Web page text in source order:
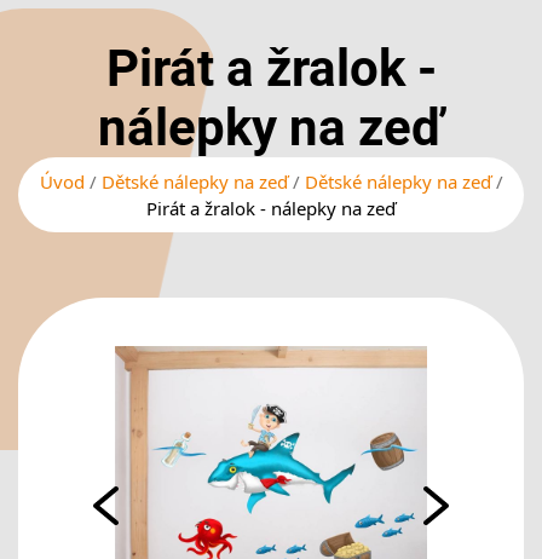
Pirát a žralok -
nálepky na zeď
Úvod Dětské nálepky na zeď
Dětské nálepky na zeď
Pirát a žralok - nálepky na zeď